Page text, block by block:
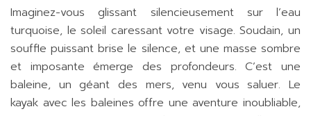
Imaginez-vous glissant silencieusement sur l’eau
turquoise, le soleil caressant votre visage. Soudain, un
souffle puissant brise le silence, et une masse sombre
et imposante émerge des profondeurs. C’est une
baleine, un géant des mers, venu vous saluer. Le
kayak avec les baleines offre une aventure inoubliable,